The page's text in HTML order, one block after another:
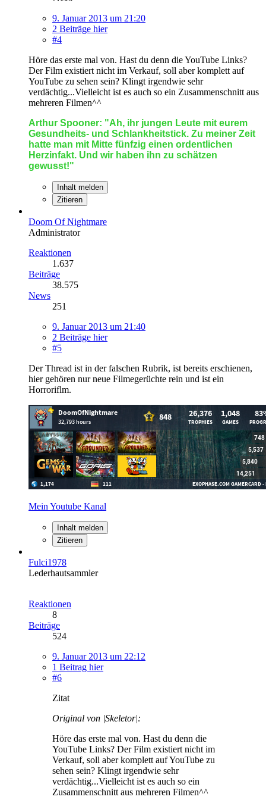
9. Januar 2013 um 21:20
2 Beiträge hier
#4
Höre das erste mal von. Hast du denn die YouTube Links?
Der Film existiert nicht im Verkauf, soll aber komplett auf
YouTube zu sehen sein? Klingt irgendwie sehr
verdächtig...Vielleicht ist es auch so ein Zusammenschnitt aus
mehreren Filmen^^
Arthur Spooner: "Ah, ihr jungen Leute mit eurem
Gesundheits- und Schlankheitstick. Zu meiner Zeit
hatte man mit Mitte fünfzig einen ordentlichen
Herzinfakt. Und wir haben ihn zu schätzen
gewusst!"
Inhalt melden
Zitieren
Doom Of Nightmare
Administrator
Reaktionen
1.637
Beiträge
38.575
News
251
9. Januar 2013 um 21:40
2 Beiträge hier
#5
Der Thread ist in der falschen Rubrik, ist bereits erschienen,
hier gehören nur neue Filmegerüchte rein und ist ein
Horroriflm.
Mein Youtube Kanal
Inhalt melden
Zitieren
Fulci1978
Lederhautsammler
Reaktionen
8
Beiträge
524
9. Januar 2013 um 22:12
1 Beitrag hier
#6
Zitat
Original von |Skeletor|:
Höre das erste mal von. Hast du denn die
YouTube Links? Der Film existiert nicht im
Verkauf, soll aber komplett auf YouTube zu
sehen sein? Klingt irgendwie sehr
verdächtig...Vielleicht ist es auch so ein
Zusammenschnitt aus mehreren Filmen^^